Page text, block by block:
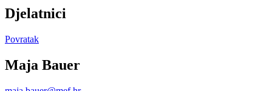
Djelatnici
Povratak
Maja Bauer